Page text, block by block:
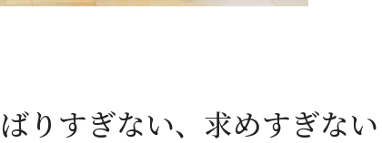
りすぎない、求めすぎない